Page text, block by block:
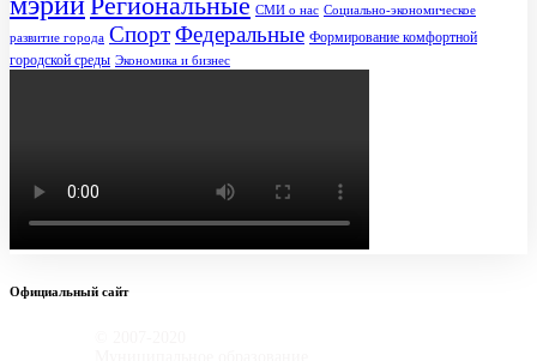
СМИ о нас Социально-экономическое
развитие города СпортФедеральные Формирование комфортной
городской среды Экономика и бизнес
Официальный сайт